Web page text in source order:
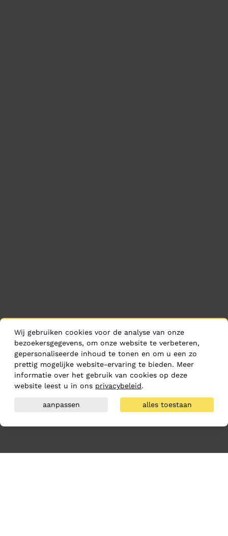
Wij gebruiken cookies voor de analyse van onze
bezoekersgegevens, om onze website te verbeteren,
gepersonaliseerde inhoud te tonen en om u een zo
prettig mogelijke website-ervaring te bieden. Meer
informatie over het gebruik van cookies op deze
website leest u in ons privacybeleid.
aanpassen alles toestaan